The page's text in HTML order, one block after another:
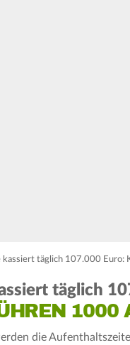
kassiert täglich 107.000 Euro:
täglich
1000
die